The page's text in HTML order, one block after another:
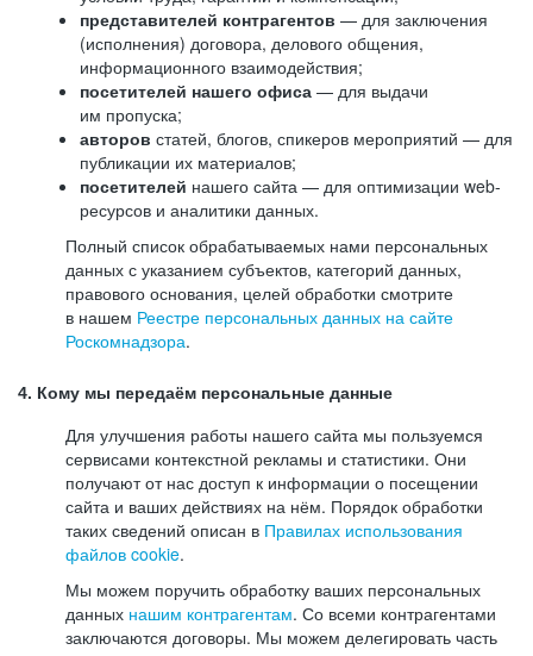
представителей контрагентов — для заключения
(исполнения) договора, делового общения,
информационного взаимодействия;
посетителей нашего офиса — для выдачи
им пропуска;
авторов статей, блогов, спикеров мероприятий — для
публикации их материалов;
посетителей нашего сайта — для оптимизации web-
ресурсов и аналитики данных.
Полный список обрабатываемых нами персональных
данных с указанием субъектов, категорий данных,
правового основания, целей обработки смотрите
в нашем Реестре персональных данных на сайте
Роскомнадзора.
4. Кому мы передаём персональные данные
Для улучшения работы нашего сайта мы пользуемся
сервисами контекстной рекламы и статистики. Они
получают от нас доступ к информации о посещении
сайта и ваших действиях на нём. Порядок обработки
таких сведений описан в Правилах использования
файлов cookie.
Мы можем поручить обработку ваших персональных
данных нашим контрагентам. Со всеми контрагентами
заключаются договоры. Мы можем делегировать часть